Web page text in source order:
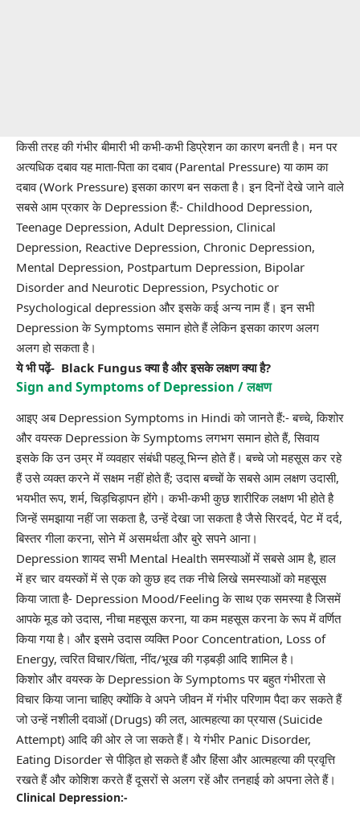
किसी तरह की गंभीर बीमारी भी कभी-कभी डिप्रेशन का कारण बनती है। मन पर
अत्यधिक दबाव यह माता-पिता का दबाव (Parental Pressure) या काम का
दबाव (Work Pressure) इसका कारण बन सकता है। इन दिनों देखे जाने वाले
सबसे आम प्रकार के Depression हैं:- Childhood Depression,
Teenage Depression, Adult Depression, Clinical
Depression, Reactive Depression, Chronic Depression,
Mental Depression, Postpartum Depression, Bipolar
Disorder and Neurotic Depression, Psychotic or
Psychological depression और इसके कई अन्य नाम हैं। इन सभी
Depression के Symptoms समान होते हैं लेकिन इसका कारण अलग
अलग हो सकता है।
ये भी पढ़ें- Black Fungus क्या है और इसके लक्षण क्या है?
Sign and Symptoms of Depression / लक्षण
आइए अब Depression Symptoms in Hindi को जानते हैं:- बच्चे, किशोर
और वयस्क Depression के Symptoms लगभग समान होते हैं, सिवाय
इसके कि उन उम्र में व्यवहार संबंधी पहलू भिन्न होते हैं। बच्चे जो महसूस कर रहे
हैं उसे व्यक्त करने में सक्षम नहीं होते हैं; उदास बच्चों के सबसे आम लक्षण उदासी,
भयभीत रूप, शर्म, चिड़चिड़ापन होंगे। कभी-कभी कुछ शारीरिक लक्षण भी होते है
जिन्हें समझाया नहीं जा सकता है, उन्हें देखा जा सकता है जैसे सिरदर्द, पेट में दर्द,
बिस्तर गीला करना, सोने में असमर्थता और बुरे सपने आना।
Depression शायद सभी Mental Health समस्याओं में सबसे आम है, हाल
में हर चार वयस्कों में से एक को कुछ हद तक नीचे लिखे समस्याओं को महसूस
किया जाता है- Depression Mood/Feeling के साथ एक समस्या है जिसमें
आपके मूड को उदास, नीचा महसूस करना, या कम महसूस करना के रूप में वर्णित
किया गया है। और इसमे उदास व्यक्ति Poor Concentration, Loss of
Energy, त्वरित विचार/चिंता, नींद/भूख की गड़बड़ी आदि शामिल है।
किशोर और वयस्क के Depression के Symptoms पर बहुत गंभीरता से
विचार किया जाना चाहिए क्योंकि वे अपने जीवन में गंभीर परिणाम पैदा कर सकते हैं
जो उन्हें नशीली दवाओं (Drugs) की लत, आत्महत्या का प्रयास (Suicide
Attempt) आदि की ओर ले जा सकते हैं। ये गंभीर Panic Disorder,
Eating Disorder से पीड़ित हो सकते हैं और हिंसा और आत्महत्या की प्रवृत्ति
रखते हैं और कोशिश करते हैं दूसरों से अलग रहें और तनहाई को अपना लेते हैं।
Clinical Depression:-